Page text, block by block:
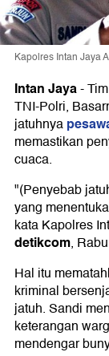
Kapolres Intan Jaya
Intan Jaya-Tim
TNI-Polri,
jatuhnya
memastikan
cuaca.
"(Penyebab
yang
kata Kapolres
detikcom,
Hal itu
kriminal
jatuh. Sandi
keterangan
mendengar